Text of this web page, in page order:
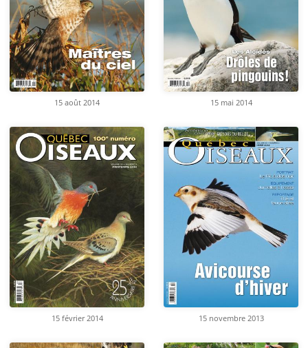
15 août 2014 15 mai 2014
15 février 2014 15 novembre 2013